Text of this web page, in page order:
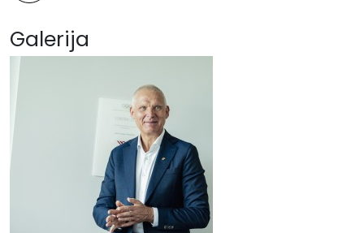
Galerija